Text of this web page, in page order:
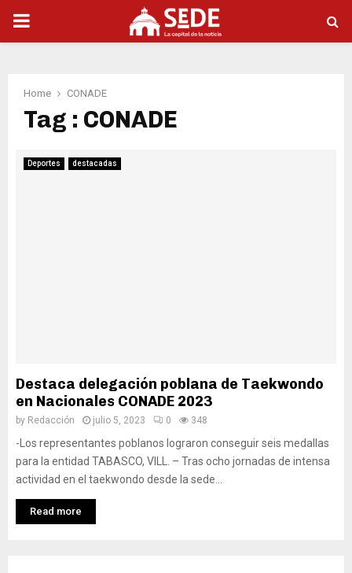
PRIMARY
Home CONADE
Tag : CONADE
Deportes destacadas
Destaca delegación poblana de Taekwondo
en Nacionales CONADE 2023
by Redacción julio 5, 2023 0 348
-Los representantes poblanos lograron conseguir seis medallas
para la entidad TABASCO, VILL. – Tras ocho jornadas de intensa
actividad en el taekwondo desde la sede...
Read more